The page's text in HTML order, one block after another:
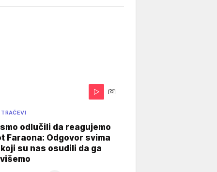
odlučili da reagujemo
Faraona: Odgovor svima
su nas osudili da ga